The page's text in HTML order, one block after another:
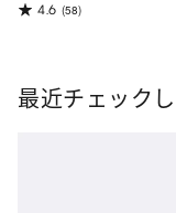
4.6 (58)
最近チェック